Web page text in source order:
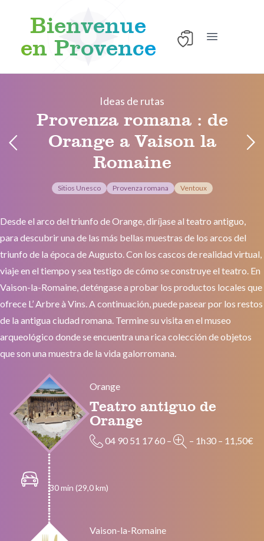
Bienvenue
en Provence
Abrir el
Ideas de rutas
Provenza romana : de
Orange a Vaison la
Romaine
Sitios Unesco Provenza romana Ventoux
Desde el arco del triunfo de Orange, diríjase al teatro antiguo,
para descubrir una de las más bellas muestras de los arcos del
triunfo de la época de Augusto. Con los cascos de realidad virtual,
viaje en el tiempo y sea testigo de cómo se construye el teatro. En
Vaison-la-Romaine, deténgase a probar los productos locales que
ofrece L’ Arbre à Vins. A continuación, puede pasear por los restos
de la antigua ciudad romana. Termine su visita en el museo
arqueológico donde se encuentra una rica colección de objetos
que son una muestra de la vida galorromana.
Orange
Teatro antiguo de
Orange
04 90 51 17 60 – – 1h30 – 11,50€
30 min (29,0 km)
Vaison-la-Romaine